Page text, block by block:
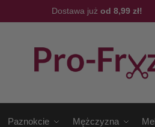
Dostawa już od 8,99 zł!
Paznokcie Mężczyzna